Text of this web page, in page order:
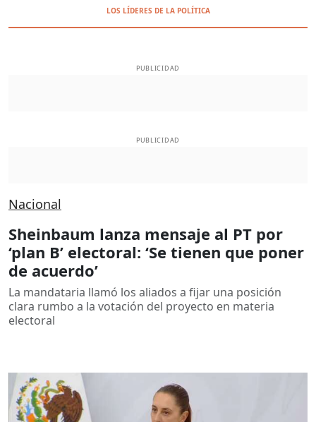
LOS LÍDERES DE LA POLÍTICA
PUBLICIDAD
PUBLICIDAD
Nacional
Sheinbaum lanza mensaje al PT por
‘plan B’ electoral: ‘Se tienen que poner
de acuerdo’
La mandataria llamó los aliados a fijar una posición
clara rumbo a la votación del proyecto en materia
electoral